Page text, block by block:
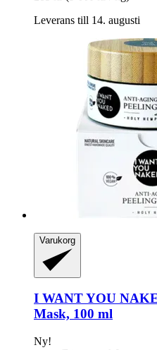
Leverans till 14. augusti
Varukorg
I WANT YOU
Mask, 100 ml
Ny!